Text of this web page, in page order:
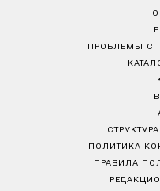
ПРОБЛЕМЫ С
ПОЛИТИКА
ПРАВИЛА